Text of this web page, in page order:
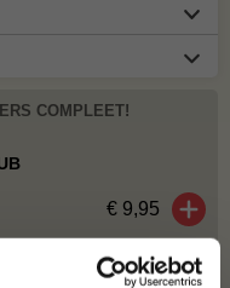
COMPLEET!
€ 9,95